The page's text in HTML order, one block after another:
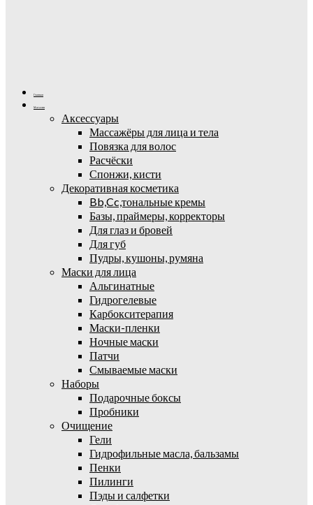
Главная
Магазин
Аксессуары
Массажёры для лица и тела
Повязка для волос
Расчёски
Спонжи, кисти
Декоративная косметика
Bb,Cc,тональные кремы
Базы, праймеры, корректоры
Для глаз и бровей
Для губ
Пудры, кушоны, румяна
Маски для лица
Альгинатные
Гидрогелевые
Карбокситерапия
Маски-пленки
Ночные маски
Патчи
Смываемые маски
Наборы
Подарочные боксы
Пробники
Очищение
Гели
Гидрофильные масла, бальзамы
Пенки
Пилинги
Пэды и салфетки